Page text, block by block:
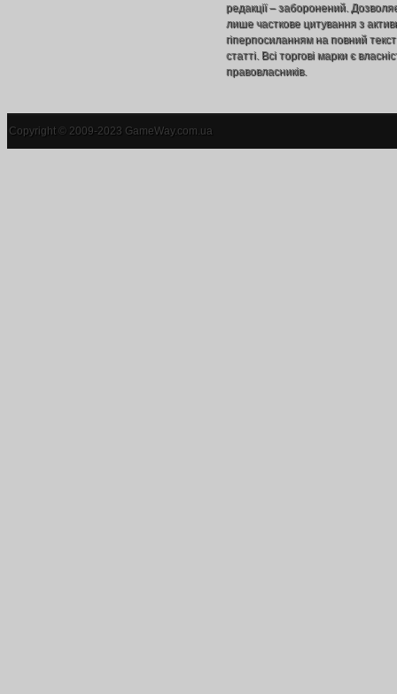
редакції – заборонений.
лише часткове цитування з
гіперпосиланням на повний текст
статті. Всі торгові марки є
правовласників.
Copyright © 2009-2023 GameWay.com.ua